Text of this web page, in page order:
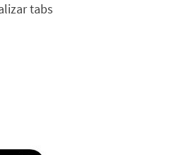
tabs